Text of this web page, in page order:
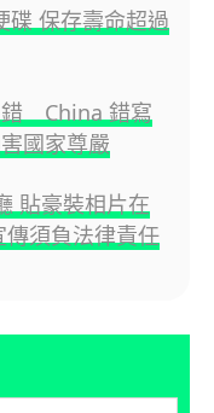
碟 保存壽命超過
錯 China 錯寫
國家尊嚴
貼豪裝相片在
須負法律責任